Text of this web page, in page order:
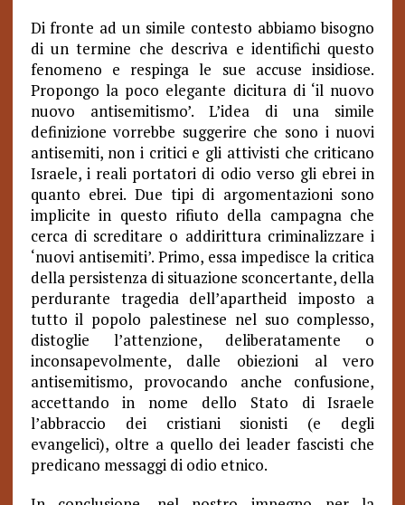
Di fronte ad un simile contesto abbiamo bisogno
di un termine che descriva e identifichi questo
fenomeno e respinga le sue accuse insidiose.
Propongo la poco elegante dicitura di ‘il nuovo
nuovo antisemitismo’. L’idea di una simile
definizione vorrebbe suggerire che sono i nuovi
antisemiti, non i critici e gli attivisti che criticano
Israele, i reali portatori di odio verso gli ebrei in
quanto ebrei. Due tipi di argomentazioni sono
implicite in questo rifiuto della campagna che
cerca di screditare o addirittura criminalizzare i
‘nuovi antisemiti’. Primo, essa impedisce la critica
della persistenza di situazione sconcertante, della
perdurante tragedia dell’apartheid imposto a
tutto il popolo palestinese nel suo complesso,
distoglie l’attenzione, deliberatamente o
inconsapevolmente, dalle obiezioni al vero
antisemitismo, provocando anche confusione,
accettando in nome dello Stato di Israele
l’abbraccio dei cristiani sionisti (e degli
evangelici), oltre a quello dei leader fascisti che
predicano messaggi di odio etnico.